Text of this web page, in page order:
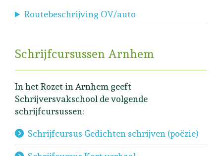
Routebeschrijving OV/auto
Schrijfcursussen Arnhem
In het Rozet in Arnhem geeft
Schrijversvakschool de volgende
schrijfcursussen:
Schrijfcursus Gedichten schrijven (poëzie)